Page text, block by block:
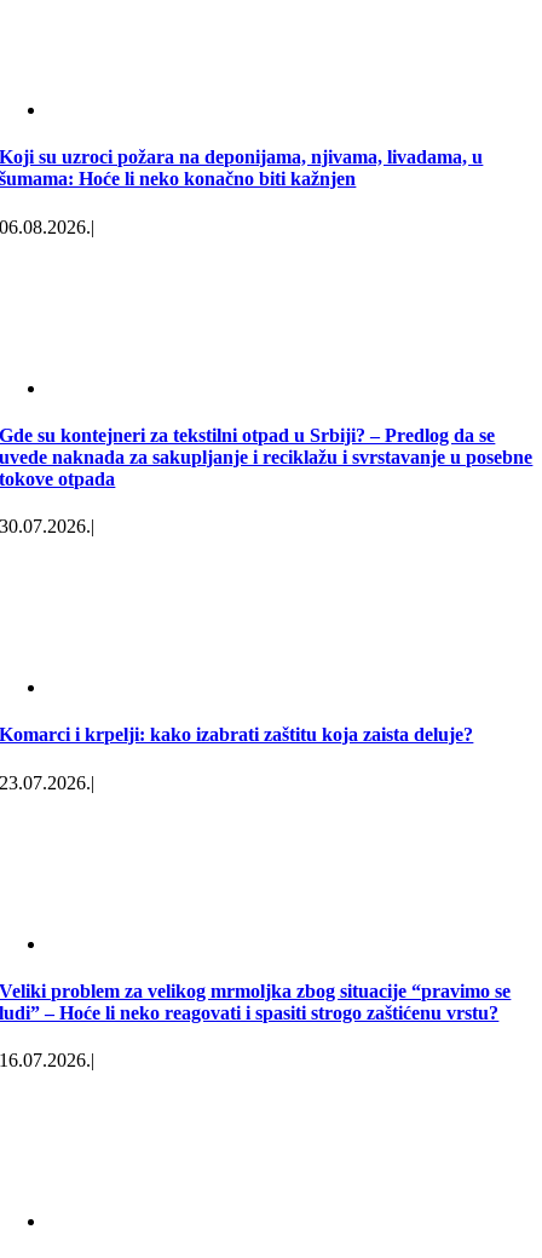
Koji su uzroci požara na deponijama, njivama, livadama, u
šumama: Hoće li neko konačno biti kažnjen
06.08.2026.|
Gde su kontejneri za tekstilni otpad u Srbiji? – Predlog da se
uvede naknada za sakupljanje i reciklažu i svrstavanje u posebne
tokove otpada
30.07.2026.|
Komarci i krpelji: kako izabrati zaštitu koja zaista deluje?
23.07.2026.|
Veliki problem za velikog mrmoljka zbog situacije “pravimo se
ludi” – Hoće li neko reagovati i spasiti strogo zaštićenu vrstu?
16.07.2026.|